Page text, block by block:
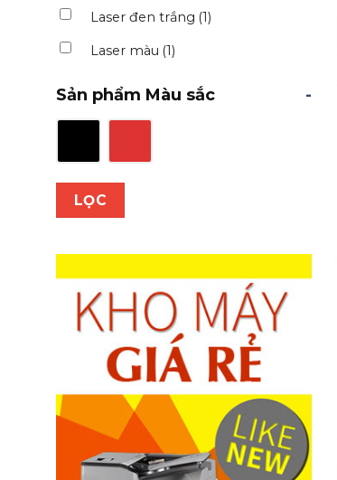
Laser đen trắng (1)
Laser màu (1)
Sản phẩm Màu sắc -
LỌC